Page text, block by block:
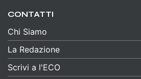
CONTATTI
Chi Siamo
La Redazione
Scrivi a l'ECO